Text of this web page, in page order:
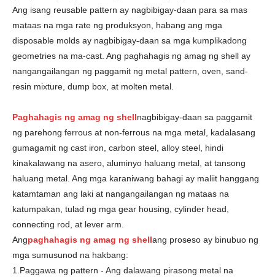
Ang isang reusable pattern ay nagbibigay-daan para sa mas
mataas na mga rate ng produksyon, habang ang mga
disposable molds ay nagbibigay-daan sa mga kumplikadong
geometries na ma-cast. Ang paghahagis ng amag ng shell ay
nangangailangan ng paggamit ng metal pattern, oven, sand-
resin mixture, dump box, at molten metal.
Paghahagis ng amag ng shellnagbibigay-daan sa paggamit
ng parehong ferrous at non-ferrous na mga metal, kadalasang
gumagamit ng cast iron, carbon steel, alloy steel, hindi
kinakalawang na asero, aluminyo haluang metal, at tansong
haluang metal. Ang mga karaniwang bahagi ay maliit hanggang
katamtaman ang laki at nangangailangan ng mataas na
katumpakan, tulad ng mga gear housing, cylinder head,
connecting rod, at lever arm.
Angpaghahagis ng amag ng shellang proseso ay binubuo ng
mga sumusunod na hakbang:
1.Paggawa ng pattern - Ang dalawang pirasong metal na